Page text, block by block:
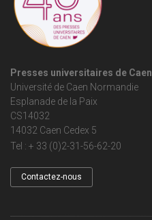
Presses universitaires de Caen
Université de Caen Normandie
Esplanade de la Paix
CS14032
14032 Caen Cedex 5
Tel : + 33 (0)2-31-56-62-20
Contactez-nous